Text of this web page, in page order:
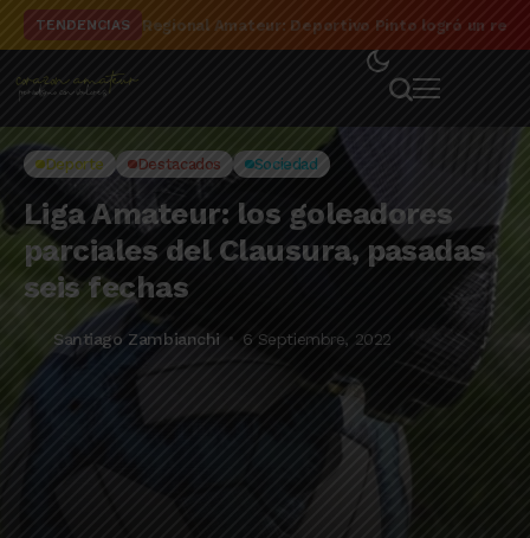
TENDENCIAS Regional Amateur: Deportivo Pinto logró un
Deporte Destacados Sociedad
Liga Amateur: los goleadores
parciales del Clausura, pasadas
seis fechas
Santiago Zambianchi 6 Septiembre, 2022